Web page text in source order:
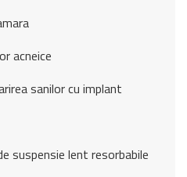
acneice
sanilor cu implant
suspensie lent resorbabile